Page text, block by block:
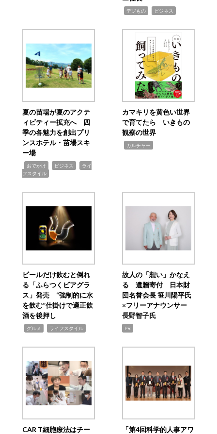
デジもの ビジネス
夏の苗場が夏のアクテ
ィビティー拡充へ 四
季の各魅力を創出プリ
ンスホテル・苗場スキ
ー場
おでかけ ビジネス
ライ
フスタイル
カマキリを黄色い世界
で育てたら いきもの
観察の世界
カルチャー
ビールだけ飲むと倒れ
る「ふらつくビアグラ
ス」発売 “強制的に水
を飲む”仕掛けで適正飲
酒を後押し
グルメ ライフスタイル
故人の「想い」かなえ
る 遺贈寄付 日本財
団名誉会長 笹川陽平氏
×フリーアナウンサー
長野智子氏
PR
CAR T細胞療法はチー
「第4回科学的人事アワ